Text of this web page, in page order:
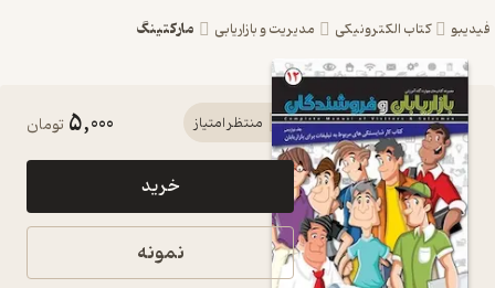
کتاب الکترونیکی مدیریت و بازاریابی مارکتینگ
کتاب کار
شایستگی
های
مربوط به
تبلیغات
منتظر امتیاز 5,000 تومان
خرید
نمونه